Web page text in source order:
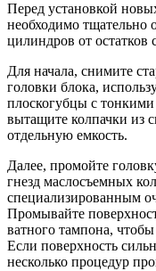
Перед установкой
необходимо тщательно
цилиндров от остатков
Для начала, снимите
головки блока,
плоскогубцы с
вытащите колпачки из
отдельную емкость.
Далее, промойте
гнезд маслосъемных
специализированным
Промывайте
ватного тампона, чтобы
Если поверхность
несколько процедур